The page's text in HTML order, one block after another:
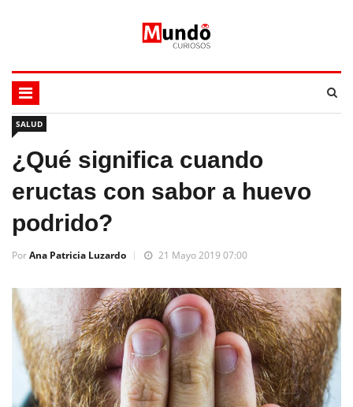
SALUD
¿Qué significa cuando
eructas con sabor a huevo
podrido?
PorAna Patricia Luzardo 21 Mayo 2019 07:00